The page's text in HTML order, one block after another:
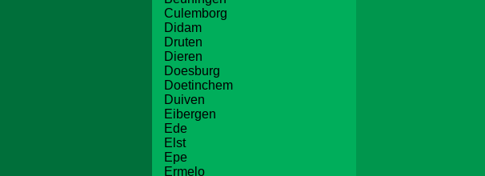
Culemborg
Didam
Druten
Dieren
Doesburg
Doetinchem
Duiven
Eibergen
Ede
Elst
Epe
Ermelo